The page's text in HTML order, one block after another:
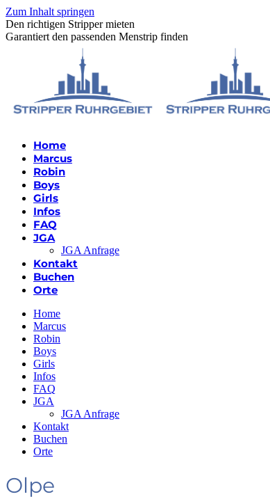
Zum Inhalt springen
Den richtigen Stripper mieten
Garantiert den passenden Menstrip finden
Home
Marcus
Robin
Boys
Girls
Infos
FAQ
JGA
JGA Anfrage
Kontakt
Buchen
Orte
Home
Marcus
Robin
Boys
Girls
Infos
FAQ
JGA
JGA Anfrage
Kontakt
Buchen
Orte
Olpe